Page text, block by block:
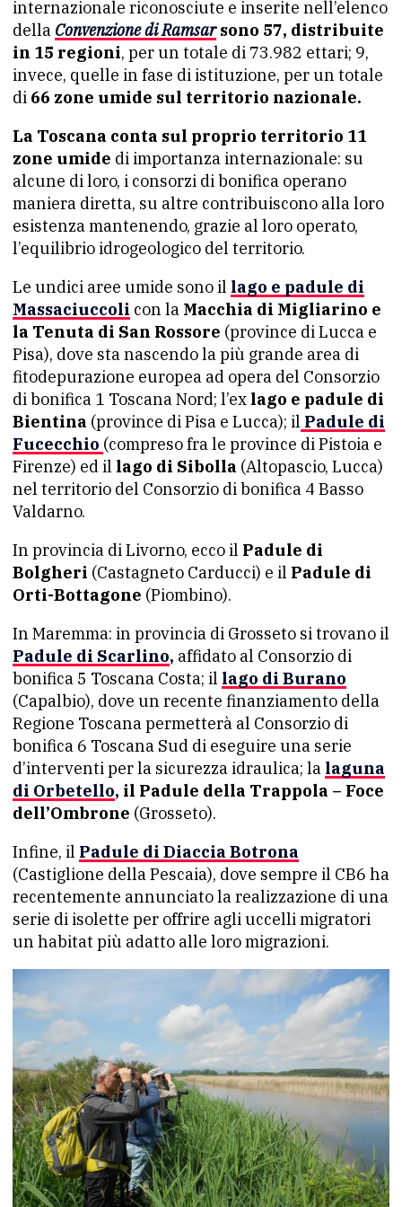
internazionale riconosciute e inserite nell’elenco
della Convenzione di Ramsarsono 57, distribuite
in 15 regioni, per un totale di 73.982 ettari; 9,
invece, quelle in fase di istituzione, per un totale
di 66 zone umide sul territorio nazionale.
La Toscana conta sul proprio territorio 11
zone umide di importanza internazionale: su
alcune di loro, i consorzi di bonifica operano
maniera diretta, su altre contribuiscono alla loro
esistenza mantenendo, grazie al loro operato,
l’equilibrio idrogeologico del territorio.
Le undici aree umide sono il lago e padule di
Massaciuccoli con la Macchia di Migliarino e
la Tenuta di San Rossore (province di Lucca e
Pisa), dove sta nascendo la più grande area di
fitodepurazione europea ad opera del Consorzio
di bonifica 1 Toscana Nord; l’ex lago e padule di
Bientina (province di Pisa e Lucca); il Padule di
Fucecchio (compreso fra le province di Pistoia e
Firenze) ed il lago di Sibolla (Altopascio, Lucca)
nel territorio del Consorzio di bonifica 4 Basso
Valdarno.
In provincia di Livorno, ecco il Padule di
Bolgheri (Castagneto Carducci) e il Padule di
Orti-Bottagone (Piombino).
In Maremma: in provincia di Grosseto si trovano il
Padule di Scarlino, affidato al Consorzio di
bonifica 5 Toscana Costa; il lago di Burano
(Capalbio), dove un recente finanziamento della
Regione Toscana permetterà al Consorzio di
bonifica 6 Toscana Sud di eseguire una serie
d’interventi per la sicurezza idraulica; la laguna
di Orbetello, il Padule della Trappola – Foce
dell’Ombrone (Grosseto).
Infine, il Padule di Diaccia Botrona
(Castiglione della Pescaia), dove sempre il CB6 ha
recentemente annunciato la realizzazione di una
serie di isolette per offrire agli uccelli migratori
un habitat più adatto alle loro migrazioni.